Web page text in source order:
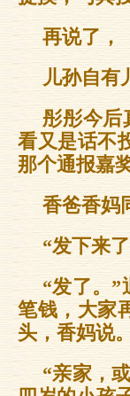
再说了，
儿孙自有
彤彤今后
看又是话不
那个通报嘉
香爸香妈
“发下来
“发了。”
笔钱，大家
头，香妈说
“亲家，